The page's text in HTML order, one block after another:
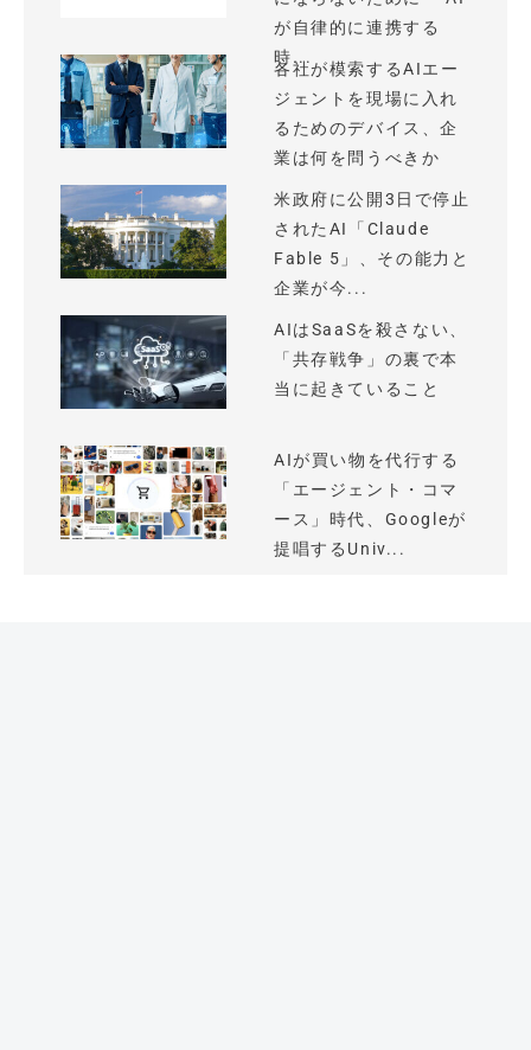
が自律的に連携する
時...
各社が模索するAIエー
ジェントを現場に入れ
るためのデバイス、企
業は何を問うべきか
米政府に公開3日で停止
されたAI「Claude
Fable 5」、その能力と
企業が今...
AIはSaaSを殺さない、
「共存戦争」の裏で本
当に起きていること
AIが買い物を代行する
「エージェント・コマ
ース」時代、Googleが
提唱するUniv...